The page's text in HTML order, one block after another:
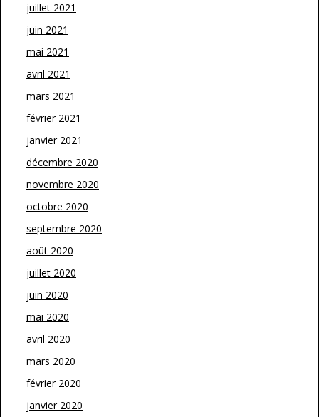
juillet 2021
juin 2021
mai 2021
avril 2021
mars 2021
février 2021
janvier 2021
décembre 2020
novembre 2020
octobre 2020
septembre 2020
août 2020
juillet 2020
juin 2020
mai 2020
avril 2020
mars 2020
février 2020
janvier 2020